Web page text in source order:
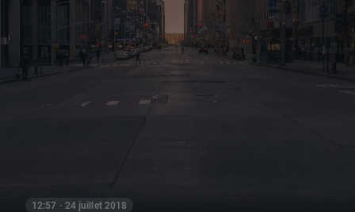
12:57 · 24 juillet 2018